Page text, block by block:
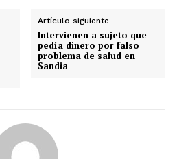
Artículo siguiente
Intervienen a sujeto que
pedía dinero por falso
problema de salud en
Sandia